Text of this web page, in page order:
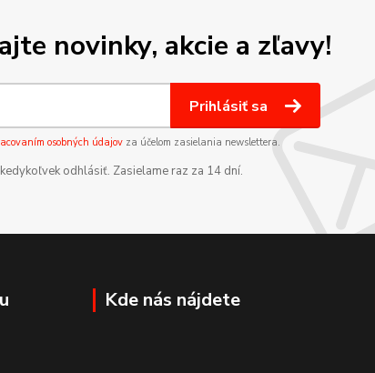
novinky, akcie a zľavy!
Prihlásiť sa
osobných údajovza účelom zasielania newslettera.
odhlásiť. Zasielame raz za 14 dní.
Kde nás nájdete